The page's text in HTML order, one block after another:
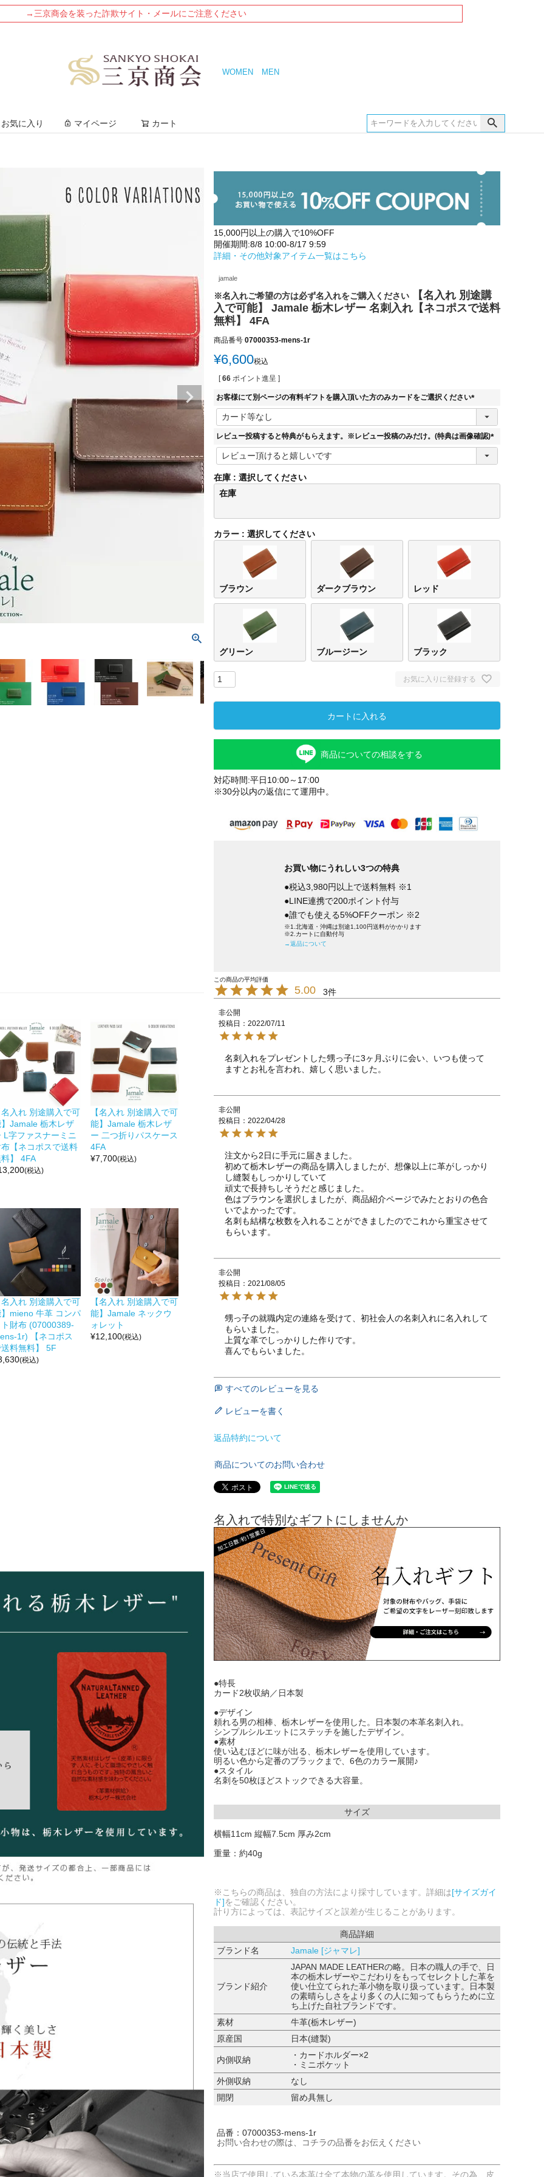
→三京商会を装った詐欺サイト・メールにご注意ください
WOMEN MEN
お気に入り マイページ カート
入れ 別途購入で可
Jamale 栃木レザ
L字ファスナーミニ
【ネコポスで送料
】 4FA
(税込)
【名入れ 別途購入で可
能】Jamale 栃木レザ
ー 二つ折りパスケース
4FA
¥7,700(税込)
入れ 別途購入で可
mieno 牛革 コンパ
財布 (07000389-
1r) 【ネコポス
料無料】 5F
(税込)
【名入れ 別途購入で可
能】Jamale ネックウ
ォレット
¥12,100(税込)
15,000円以上の購入で10%OFF
開催期間:8/8 10:00-8/17 9:59
詳細・その他対象アイテム一覧はこちら
jamale
※名入れご希望の方は必ず名入れをご購入ください
【名入れ 別途購
入で可能】 Jamale 栃木レザー 名刺入れ【ネコポスで送料
無料】 4FA
商品番号 07000353-mens-1r
¥6,600税込
[ 66 ポイント進呈 ]
お客様にて別ページの有料ギフトを購入頂いた方のみカードをご選択ください
(
須
レビュー投稿すると特典がもらえます。※レビュー投稿のみだけ。(特典は画像確認)
(
)
在庫
選択してください
在庫
カラー 選択してください
ブラウン ダークブラウン レッド
グリーン ブルージーン ブラック
お気に入りに登録する
カートに入れる
商品についての相談をする
対応時間:平日10:00～17:00
※30分以内の返信にて運用中。
お買い物にうれしい3つの特典
●税込3,980円以上で送料無料 ※1
●LINE連携で200ポイント付与
●誰でも使える5%OFFクーポン ※2
※1.北海道・沖縄は別途1,100円送料がかかります
※2.カートに自動付与
→返品について
5.00 3
非公開
投稿日
2022/07/11
名刺入れをプレゼントした甥っ子に3ヶ月ぶりに会い、いつも使って
非公開
投稿日
2022/04/28
注文から2日に手元に届きました。
初めて栃木レザーの商品を購入しましたが、想像以上に革がしっかり
し縫製もしっかりしていて
頑丈で長持ちしそうだと感じました。
色はブラウンを選択しましたが、商品紹介ページでみたとおりの色合
いでよかったです。
名刺も結構な枚数を入れることができましたのでこれから重宝させて
非公開
投稿日
2021/08/05
甥っ子の就職内定の連絡を受けて、初社会人の名刺入れに名入れして
もらいました。
上質な革でしっかりした作りです。
喜んでもらいました。
すべてのレビューを見る
レビューを書く
返品特約について
商品についてのお問い合わせ
名入れで特別なギフトにしませんか
●特長
カード2枚収納／日本製
●デザイン
頼れる男の相棒、栃木レザーを使用した。日本製の本革名刺入れ。
シンプルシルエットにステッチを施したデザイン。
●素材
使い込むほどに味が出る、栃木レザーを使用しています。
明るい色から定番のブラックまで、6色のカラー展開♪
●スタイル
名刺を50枚ほどストックできる大容量。
サイズ
横幅11cm 縦幅7.5cm 厚み2cm
重量：約40g
※こちらの商品は、独自の方法により採寸しています。詳細は[サイズガイ
ド]をご確認ください。
計り方によっては、表記サイズと誤差が生じることがあります。
商品詳細
ブランド名
Jamale [ジャマレ]
ブランド紹介
JAPAN MADE LEATHERの略。日本の職人の手で、日
本の栃木レザーやこだわりをもってセレクトした革を
使い仕立てられた革小物を取り扱っています。日本製
の素晴らしさをより多くの人に知ってもらうために立
ち上げた自社ブランドです。
素材
牛革(栃木レザー)
原産国
日本(縫製)
内側収納
・カードホルダー×2
・ミニポケット
外側収納
なし
開閉
留め具無し
品番：07000353-mens-1r
お問い合わせの際は、コチラの品番をお伝えください
※当店で使用している本革は全て本物の革を使用しています。その為、皮